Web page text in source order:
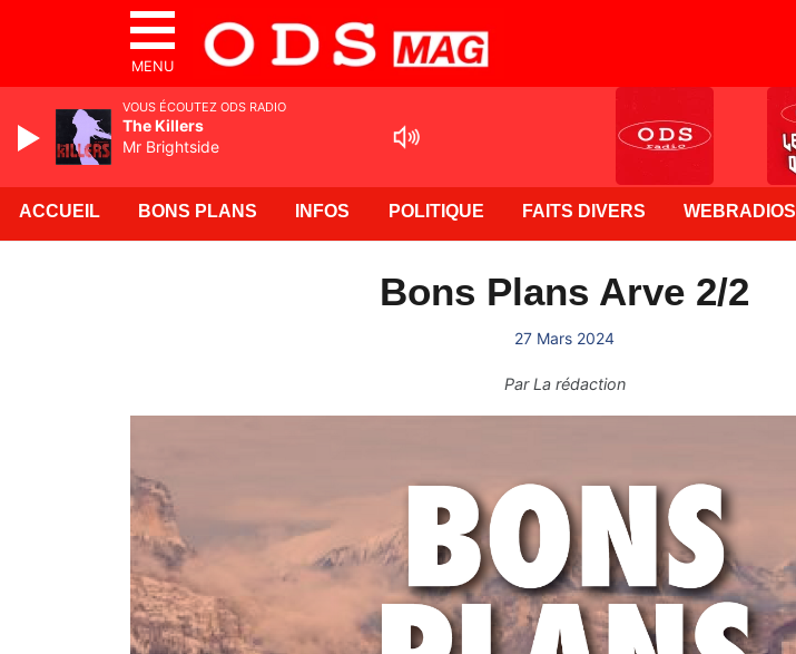
MENU
ACCUEIL BONS PLANS INFOS POLITIQUE FAITS DIVERS WEBRADIOS
Bons Plans Arve 2/2
27 Mars 2024
ParLa rédaction
VOUS ÉCOUTEZ ODS RADIO
The Killers
Mr Brightside